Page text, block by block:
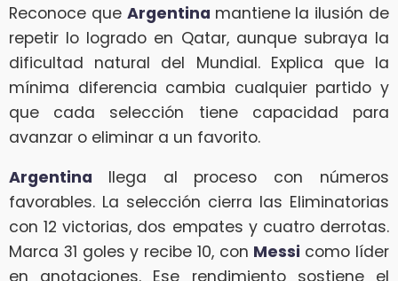
Reconoce que Argentina mantiene la ilusión de
repetir lo logrado en Qatar, aunque subraya la
dificultad natural del Mundial. Explica que la
mínima diferencia cambia cualquier partido y
que cada selección tiene capacidad para
avanzar o eliminar a un favorito.
Argentina llega al proceso con números
favorables. La selección cierra las Eliminatorias
con 12 victorias, dos empates y cuatro derrotas.
Marca 31 goles y recibe 10, con Messi como líder